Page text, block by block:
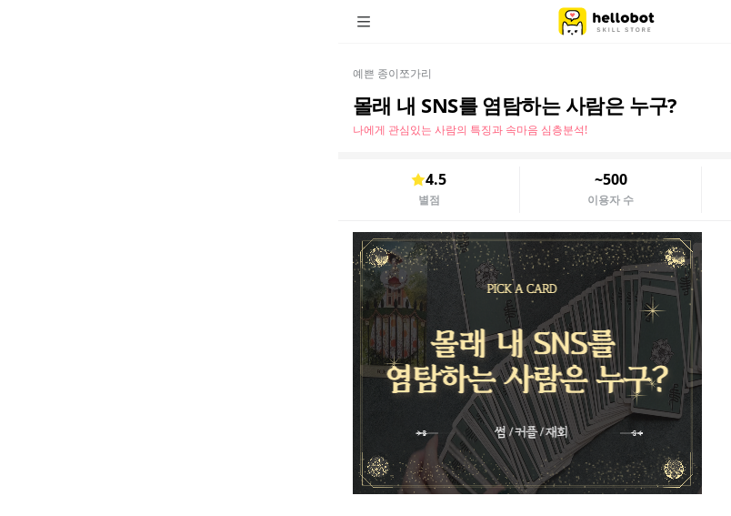
예쁜 종이쪼가리
몰래 내 SNS를 염탐하는 사람은 누구?
나에게 관심있는 사람의 특징과 속마음 심층분석!
4.5
별점
~500
이용자 수